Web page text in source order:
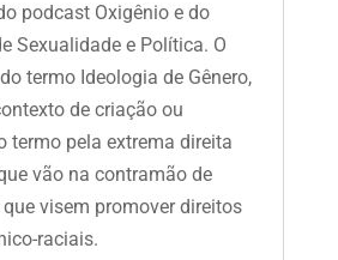
podcast Oxigênio e do
Sexualidade e Política. O
termo Ideologia de Gênero,
de criação ou
termo pela extrema direita
vão na contramão de
visem promover direitos
raciais.